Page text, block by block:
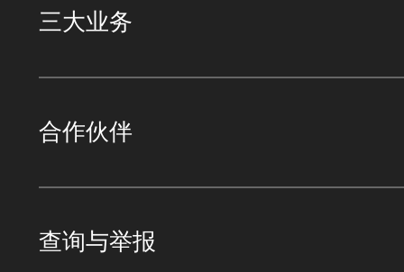
三大业务
合作伙伴
查询与举报